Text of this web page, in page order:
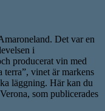
Det var en
i
producerat vin med
terra”, vinet är markens
läggning. Här kan du
som publicerades